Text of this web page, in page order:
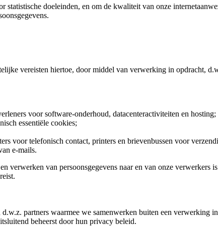
doeleinden, en om de kwaliteit van onze
vereisten hiertoe, door middel van verwerking in opdracht,
voor software-onderhoud, datacenteractiviteiten en hosting;
essentiële cookies;
voor telefonisch contact, printers en brievenbussen voor
e-mails.
van persoonsgegevens naar en van onze verwerkers
partners waarmee we samenwerken buiten een verwerking
beheerst door hun privacy beleid.